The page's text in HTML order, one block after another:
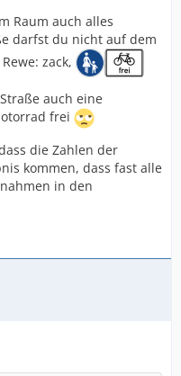
Raum auch alles
darfst du nicht auf dem
zack,
auch eine
frei
die Zahlen der
kommen, dass fast alle
in den